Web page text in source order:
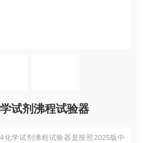
试剂沸程试验器
化学试剂沸程试验器是按照2025版中